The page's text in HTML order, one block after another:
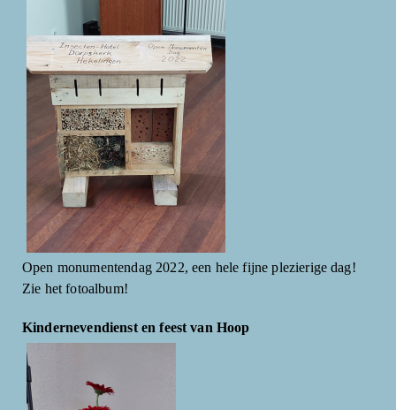
Open monumentendag 2022, een hele fijne plezierige dag!
Zie het fotoalbum!
Kindernevendienst en feest van Hoop